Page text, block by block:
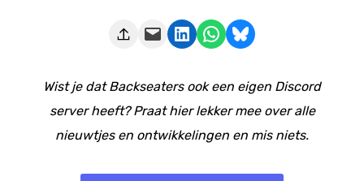
Deze pagina e-mailen Delen op LinkedIn Delen via WhatsApp Share on Bluesky
Wist je dat Backseaters ook een eigen Discord
server heeft? Praat hier lekker mee over alle
nieuwtjes en ontwikkelingen en mis niets.